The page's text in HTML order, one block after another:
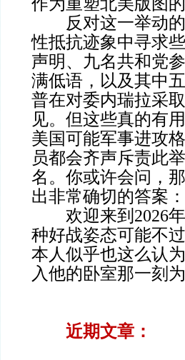
作为重塑北美版图
反对这一举动的
性抵抗迹象中寻求
声明、九名共和党
满低语，以及其中
普在对委内瑞拉采
见。但这些真的有
美国可能军事进攻
员都会齐声斥责此
名。你或许会问，
出非常确切的答案
欢迎来到2026年
种好战姿态可能不
本人似乎也这么认
入他的卧室那一刻为
近期文章：